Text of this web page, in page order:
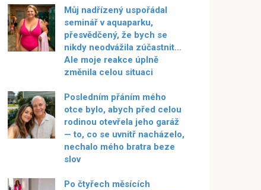
Můj nadřízený uspořádal
seminář v aquaparku,
přesvědčený, že bych se
nikdy neodvážila zúčastnit…
Ale moje reakce úplně
změnila celou situaci
Posledním přáním mého
otce bylo, abych před celou
rodinou otevřela jeho garáž
— to, co se uvnitř nacházelo,
nechalo mého bratra beze
slov
Po čtyřech měsících